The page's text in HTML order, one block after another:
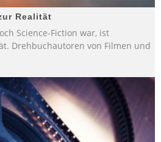
Realität
Science-Fiction war, ist
Drehbuchautoren von Filmen und